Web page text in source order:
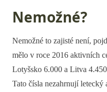
Nemožné?
Nemožné to zajisté není,
mělo v roce 2016 aktivních
Lotyšsko 6.000 a Litva
Tato čísla nezahrnují letecký